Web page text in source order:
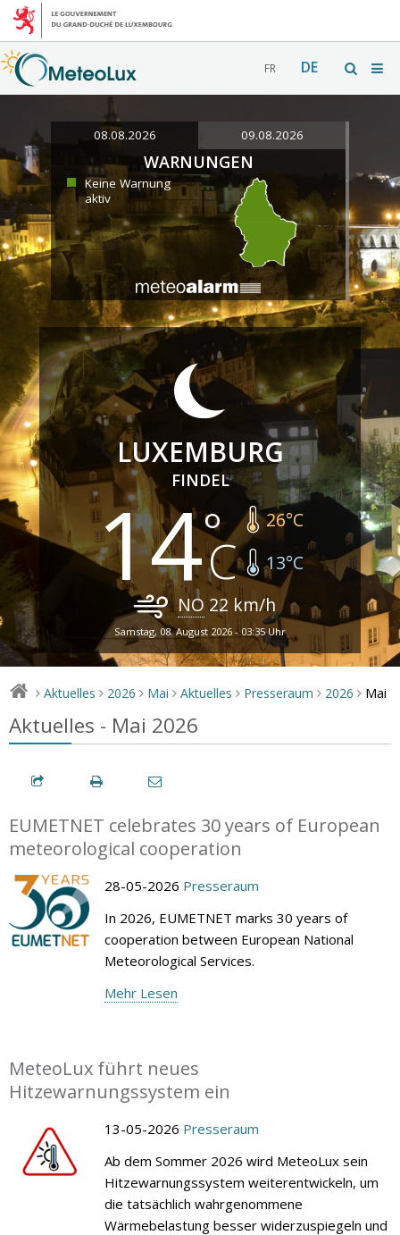
FR DE
08.08.2026 09.08.2026
WARNUNGEN
Keine Warnung
aktiv
LUXEMBURG
FINDEL
14 26°C
13°C
NO 22 km/h
Samstag, 08. August 2026 - 03:35 Uhr
> Aktuelles > 2026 > Mai > Aktuelles > Presseraum > 2026 > Mai
Aktuelles - Mai 2026
EUMETNET celebrates 30 years of European
meteorological cooperation
28-05-2026 Presseraum
In 2026, EUMETNET marks 30 years of
cooperation between European National
Meteorological Services.
Mehr Lesen
MeteoLux führt neues
Hitzewarnungssystem ein
13-05-2026 Presseraum
Ab dem Sommer 2026 wird MeteoLux sein
Hitzewarnungssystem weiterentwickeln, um
die tatsächlich wahrgenommene
Wärmebelastung besser widerzuspiegeln und